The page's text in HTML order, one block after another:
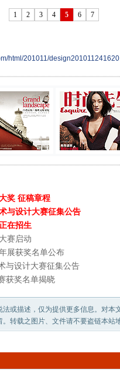
1 2 3 4 5 6 7
html/201011/
奖 征稿章程
与设计大赛征集公告
在招生
赛启动
展获奖名单公布
与设计大赛征集公告
获奖名单揭晓
或描述，仅为提供更多信息。对本
转载之图片、文件请不要盗链本站